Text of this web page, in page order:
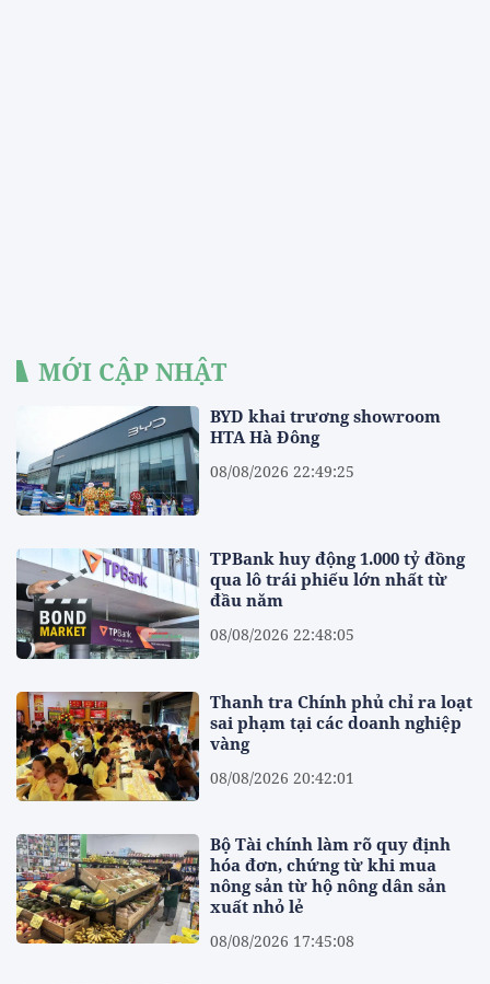
MỚI CẬP NHẬT
BYD khai trương showroom
HTA Hà Đông
08/08/2026 22:49:25
TPBank huy động 1.000 tỷ đồng
qua lô trái phiếu lớn nhất từ
đầu năm
08/08/2026 22:48:05
Thanh tra Chính phủ chỉ ra loạt
sai phạm tại các doanh nghiệp
vàng
08/08/2026 20:42:01
Bộ Tài chính làm rõ quy định
hóa đơn, chứng từ khi mua
nông sản từ hộ nông dân sản
xuất nhỏ lẻ
08/08/2026 17:45:08